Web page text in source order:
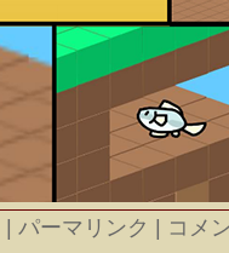
| パーマリンク | コメ